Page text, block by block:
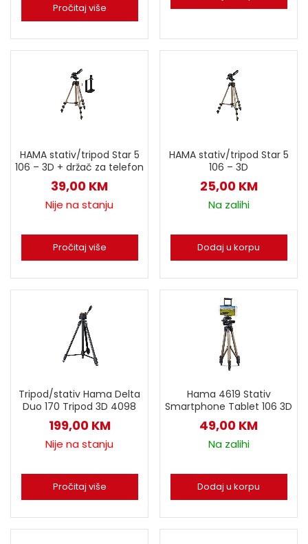
Pročitaj više
HAMA stativ/tripod Star 5
106 – 3D + držač za telefon
39,00 KM
Nije na stanju
Pročitaj više
HAMA stativ/tripod Star 5
106 – 3D
25,00 KM
Na zalihi
Dodaj u korpu
Tripod/stativ Hama Delta
Duo 170 Tripod 3D 4098
199,00 KM
Nije na stanju
Pročitaj više
Hama 4619 Stativ
Smartphone Tablet 106 3D
49,00 KM
Na zalihi
Dodaj u korpu